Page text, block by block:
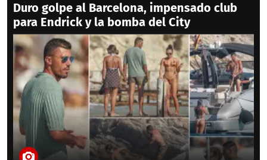
Duro golpe al Barcelona, impensado club
para Endrick y la bomba del City